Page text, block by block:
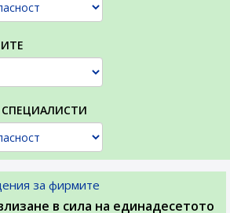
за фирмите
в сила на единадесетото